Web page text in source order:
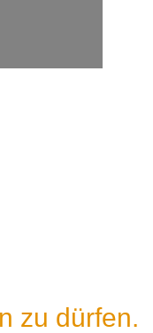
zu dürfen.